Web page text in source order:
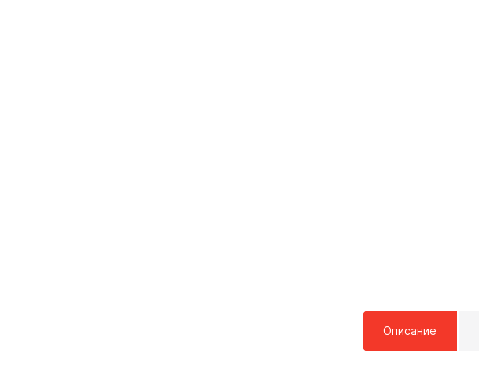
Описание